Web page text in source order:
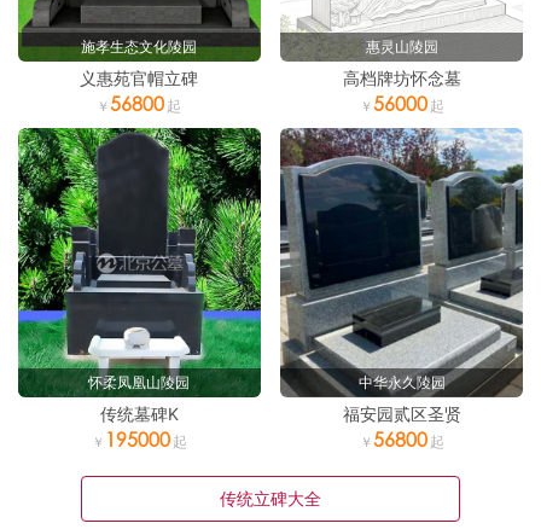
施孝生态文化陵园
义惠苑官帽立碑
56800
惠灵山陵园
高档牌坊怀念墓
56000
怀柔凤凰山陵园
传统墓碑K
195000
中华永久陵园
福安园贰区圣贤
56800
传统立碑大全